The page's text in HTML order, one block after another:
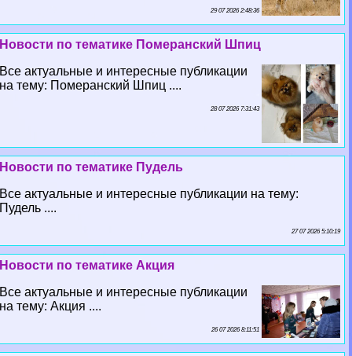
29 07 2026 2:48:36
Новости по тематике Померанский Шпиц
Все актуальные и интересные публикации
на тему: Померанский Шпиц ....
28 07 2026 7:31:43
Новости по тематике Пудель
Все актуальные и интересные публикации на тему:
Пудель ....
27 07 2026 5:10:19
Новости по тематике Акция
Все актуальные и интересные публикации
на тему: Акция ....
26 07 2026 8:11:51